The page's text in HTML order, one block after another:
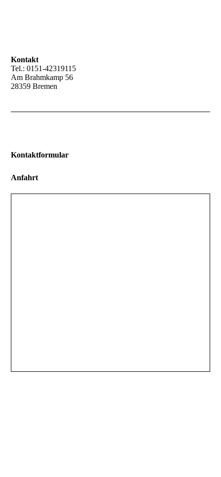
Kontakt
Tel.: 0151-42319115
Am Brahmkamp 56
28359 Bremen
Kontaktformular
Anfahrt